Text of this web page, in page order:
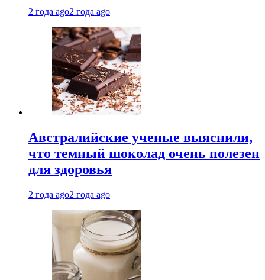
2 года ago2 года ago
Австралийские ученые выяснили,
что темный шоколад очень полезен
для здоровья
2 года ago2 года ago